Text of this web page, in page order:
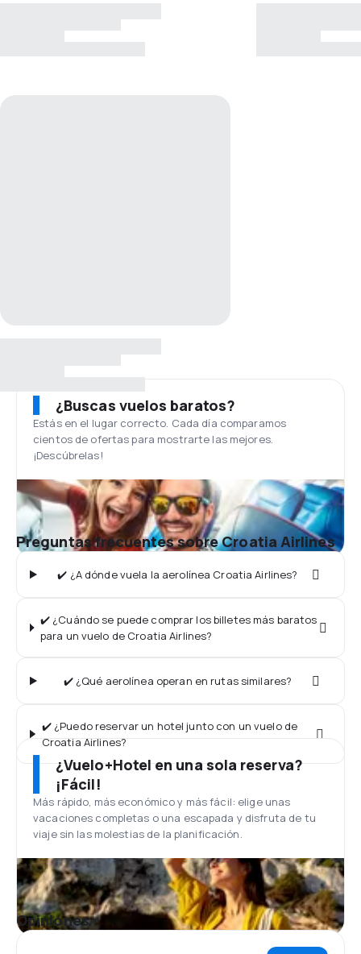
¿Buscas vuelos baratos?
Estás en el lugar correcto. Cada día comparamos
cientos de ofertas para mostrarte las mejores.
¡Descúbrelas!
Preguntas frecuentes sobre Croatia Airlines
✔️ ¿A dónde vuela la aerolínea Croatia Airlines?
✔️ ¿Cuándo se puede comprar los billetes más baratos
para un vuelo de Croatia Airlines?
✔️ ¿Qué aerolínea operan en rutas similares?
✔️ ¿Puedo reservar un hotel junto con un vuelo de
Croatia Airlines?
¿Vuelo+Hotel en una sola reserva?
¡Fácil!
Más rápido, más económico y más fácil: elige unas
vacaciones completas o una escapada y disfruta de tu
viaje sin las molestias de la planificación.
Opiniones